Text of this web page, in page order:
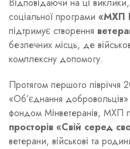
соціальної програми «МХП
підтримує створення
безпечних місць, де
комплексну допомогу.
Протягом першого півріччя
«Об’єднання добровольців»
фондом Мінветеранів, МХП
просторів «Свій серед
ветерани, військові та